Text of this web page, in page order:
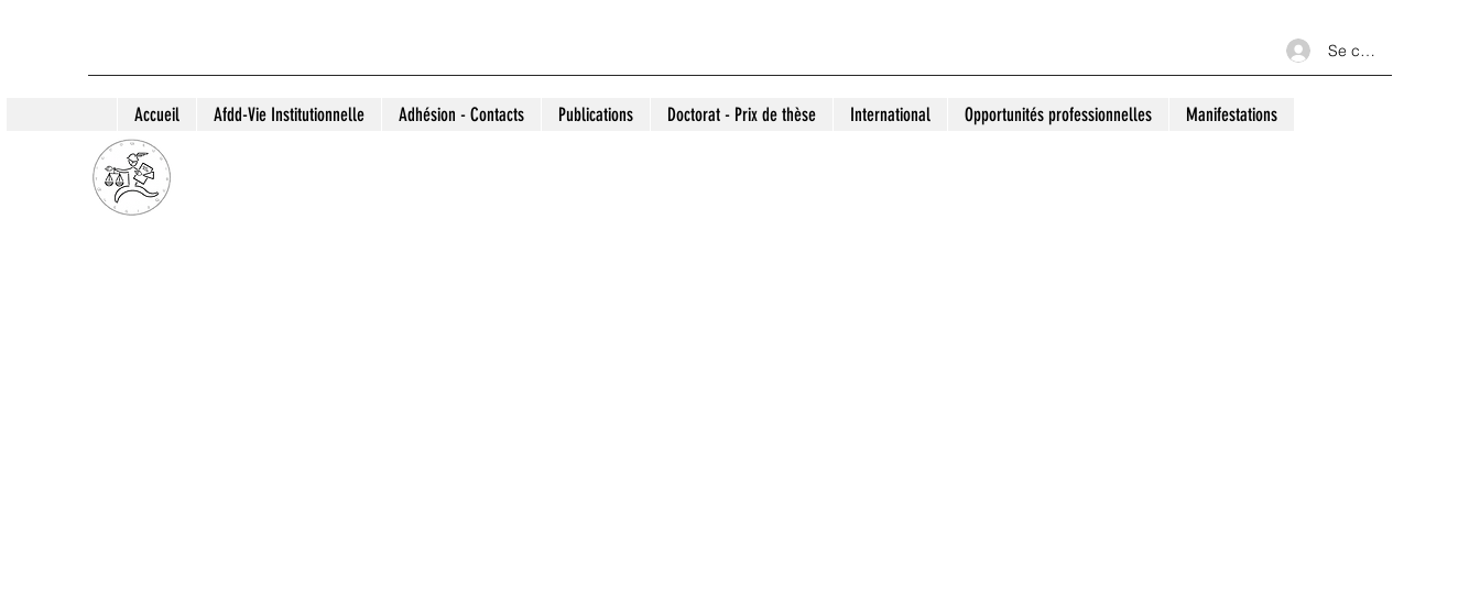
Se connecter
Accueil Afdd-Vie Institutionnelle Adhésion - Contacts Publications Doctorat - Prix de thèse International Opportunités professionnelles Manifestations